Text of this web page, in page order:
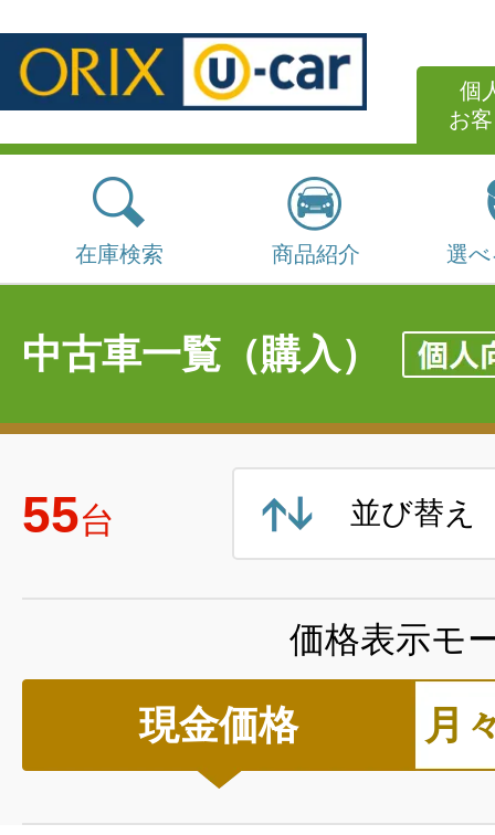
個
お
在庫検索 商品紹介 選
中古車一覧（購入）
55台 並び替え
価格表示モ
現金価格 月